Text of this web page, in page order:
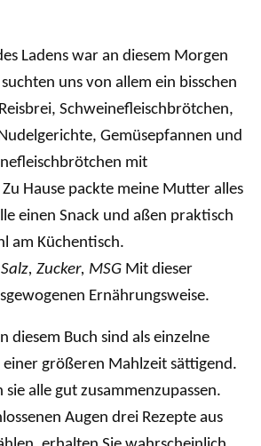
Ladens war an diesem Morgen
uns von allem ein bisschen
Schweinefleischbrötchen,
Gemüsepfannen und
mit
Hause packte meine Mutter alles
einen Snack und aßen praktisch
am Küchentisch.
Salz, Zucker, MSG Mit dieser
Ernährungsweise.
diesem Buch sind als einzelne
einer größeren Mahlzeit sättigend.
alle gut zusammenzupassen.
Augen drei Rezepte aus